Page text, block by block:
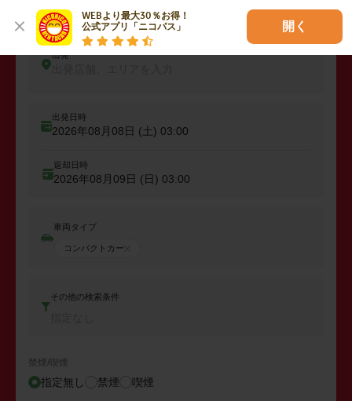
WEBより最大30％お得！
公式アプリ「ニコパス」
開く
出発
出発日時
2026年08月08日 (土) 03:00
返却日時
2026年08月09日 (日) 03:00
車両タイプ
コンパクトカー
その他の検索条件
禁煙/喫煙
指定無し 禁煙 喫煙